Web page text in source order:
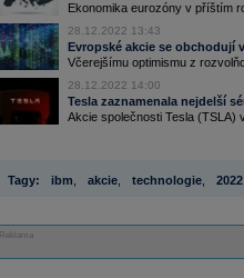
Ekonomika eurozóny v příštím
28.12.2022 13:43
Evropské akcie se obchodují
Včerejšímu optimismu z
28.12.2022 14:00
Tesla zaznamenala nejdelší
Akcie společnosti Tesla (TSLA)
Tagy: ibm akcie technologie 2022
Reklama